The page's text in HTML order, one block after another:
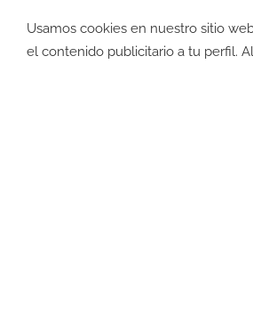
Usamos cookies en nuestro sitio
el contenido publicitario a tu perfil.